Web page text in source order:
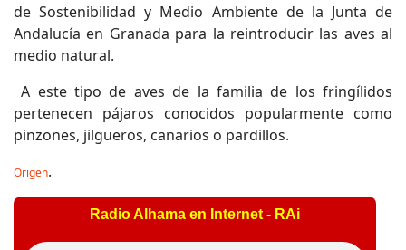
de Sostenibilidad y Medio Ambiente de la Junta de
Andalucía en Granada para la reintroducir las aves al
medio natural.
A este tipo de aves de la familia de los fringílidos
pertenecen pájaros conocidos popularmente como
pinzones, jilgueros, canarios o pardillos.
Origen.
Radio Alhama en Internet - RAi